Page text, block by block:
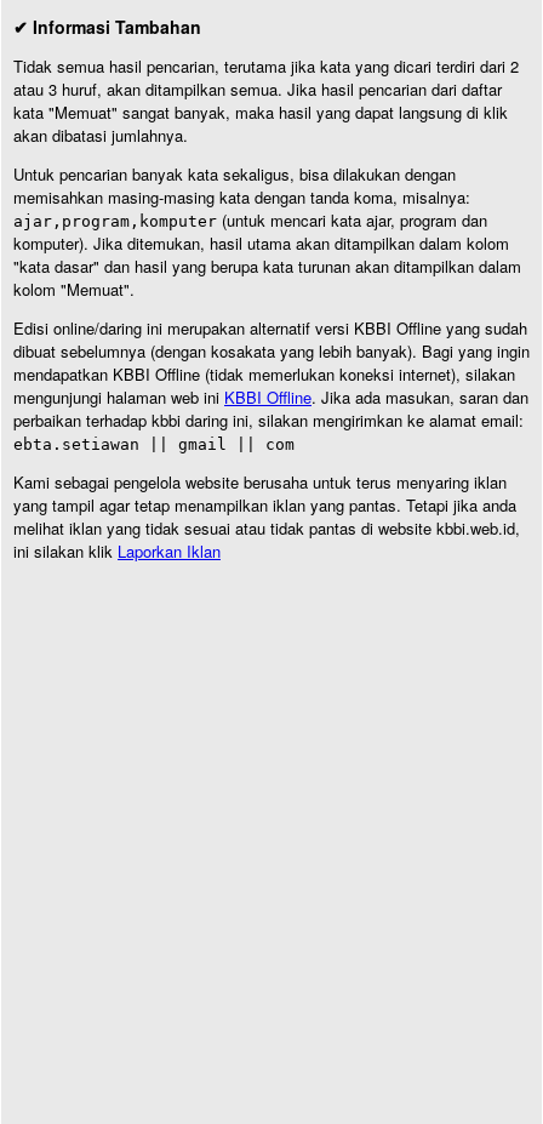
✔ Informasi Tambahan
Tidak semua hasil pencarian, terutama jika kata yang dicari terdiri dari 2
atau 3 huruf, akan ditampilkan semua. Jika hasil pencarian dari daftar
kata "Memuat" sangat banyak, maka hasil yang dapat langsung di klik
akan dibatasi jumlahnya.
Untuk pencarian banyak kata sekaligus, bisa dilakukan dengan
memisahkan masing-masing kata dengan tanda koma, misalnya:
ajar,program,komputer (untuk mencari kata ajar, program dan
komputer). Jika ditemukan, hasil utama akan ditampilkan dalam kolom
"kata dasar" dan hasil yang berupa kata turunan akan ditampilkan dalam
kolom "Memuat".
Edisi online/daring ini merupakan alternatif versi KBBI Offline yang sudah
dibuat sebelumnya (dengan kosakata yang lebih banyak). Bagi yang ingin
mendapatkan KBBI Offline (tidak memerlukan koneksi internet), silakan
mengunjungi halaman web ini KBBI Offline. Jika ada masukan, saran dan
perbaikan terhadap kbbi daring ini, silakan mengirimkan ke alamat email:
ebta.setiawan || gmail || com
Kami sebagai pengelola website berusaha untuk terus menyaring iklan
yang tampil agar tetap menampilkan iklan yang pantas. Tetapi jika anda
melihat iklan yang tidak sesuai atau tidak pantas di website kbbi.web.id,
ini silakan klik Laporkan Iklan